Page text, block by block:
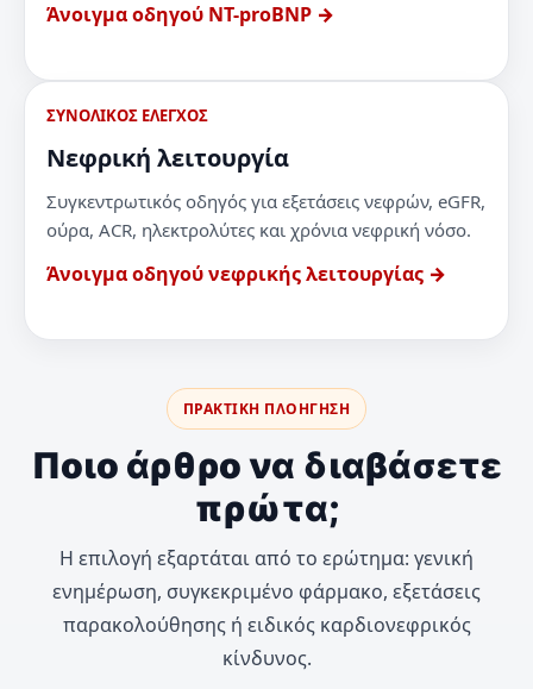
Άνοιγμα οδηγού NT-proBNP →
ΣΥΝΟΛΙΚΟΣ ΕΛΕΓΧΟΣ
Νεφρική λειτουργία
Συγκεντρωτικός οδηγός για εξετάσεις νεφρών, eGFR,
ούρα, ACR, ηλεκτρολύτες και χρόνια νεφρική νόσο.
Άνοιγμα οδηγού νεφρικής λειτουργίας →
ΠΡΑΚΤΙΚΗ ΠΛΟΗΓΗΣΗ
Ποιο άρθρο να διαβάσετε
πρώτα;
Η επιλογή εξαρτάται από το ερώτημα: γενική
ενημέρωση, συγκεκριμένο φάρμακο, εξετάσεις
παρακολούθησης ή ειδικός καρδιονεφρικός
κίνδυνος.